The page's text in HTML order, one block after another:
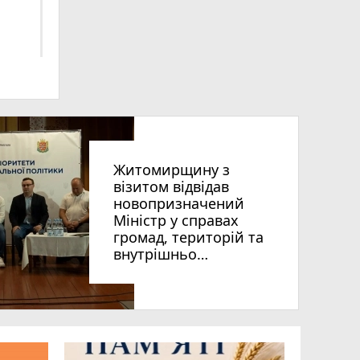
Житомирщину з
візитом відвідав
новопризначений
Міністр у справах
громад, територій та
внутрішньо
України Віталій Безгін
photo_camera